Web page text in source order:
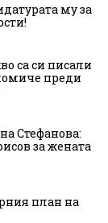
му за
са си писали
преди
Стефанова:
за жената
план на